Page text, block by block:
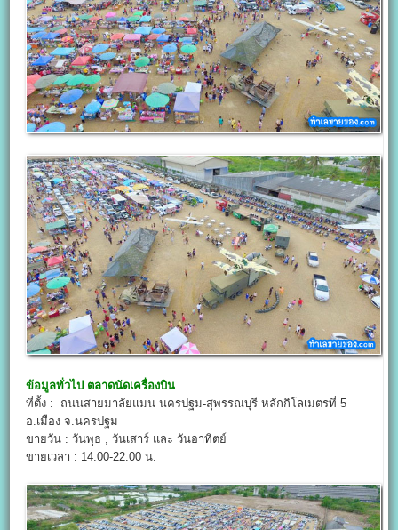
ข้อมูลทั่วไป ตลาดนัดเครื่องบิน
ที่ตั้ง : ถนนสายมาลัยแมน นครปฐม-สุพรรณบุรี หลักกิโลเมตรที่ 5
อ.เมือง จ.นครปฐม
ขายวัน : วันพุธ , วันเสาร์ และ วันอาทิตย์
ขายเวลา : 14.00-22.00 น.